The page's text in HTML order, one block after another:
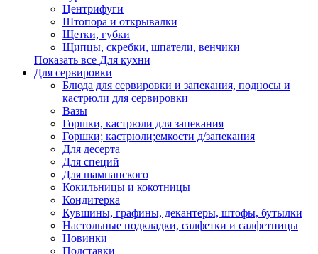
Центрифуги
Штопора и открывалки
Щетки, губки
Щипцы, скребки, шпатели, венчики
Показать все Для кухни
Для сервировки
Блюда для сервировки и запекания, подносы и
кастрюли для сервировки
Вазы
Горшки, кастрюли для запекания
Горшки; кастрюли;емкости д/запекания
Для десерта
Для специй
Для шампанского
Кокильницы и кокотницы
Кондитерка
Кувшины, графины, декантеры, штофы, бутылки
Настольные подкладки, салфетки и салфетницы
Новинки
Подставки